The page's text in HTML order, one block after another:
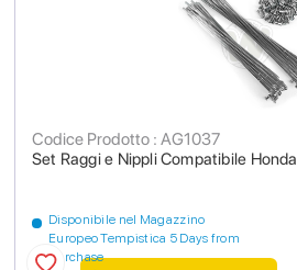
Set Raggi e Nippli Compatibile Honda
Codice Prodotto : AG1037
Disponibile nel Magazzino
Europeo Tempistica 5 Days from
purchase